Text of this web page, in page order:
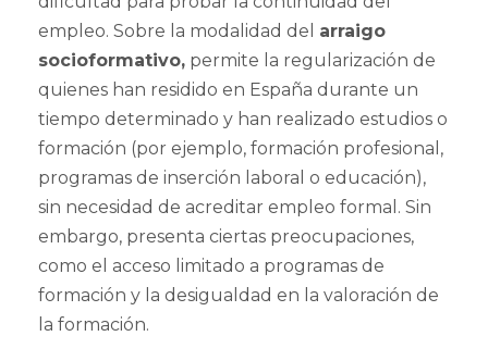
empleo. Sobre la modalidad del arraigo
socioformativo, permite la regularización de
quienes han residido en España durante un
tiempo determinado y han realizado estudios o
formación (por ejemplo, formación profesional,
programas de inserción laboral o educación),
sin necesidad de acreditar empleo formal. Sin
embargo, presenta ciertas preocupaciones,
como el acceso limitado a programas de
formación y la desigualdad en la valoración de
la formación.